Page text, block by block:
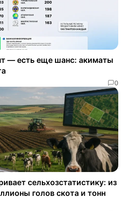
— есть еще шанс: акиматы
0
сельхозстатистику: из
голов скота и тонн